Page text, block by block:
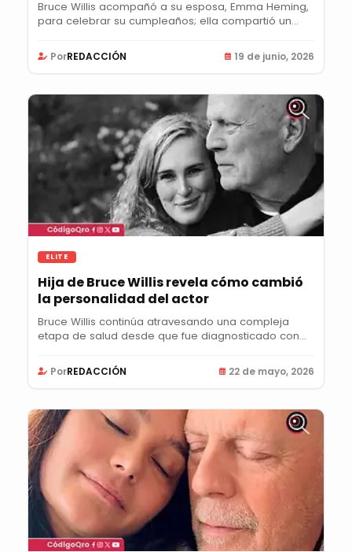
Bruce Willis acompañó a su esposa, Emma Heming,
para celebrar su cumpleaños; ella compartió un...
PorREDACCIÓN 19 de junio, 2026
ELITE
Hija de Bruce Willis revela cómo cambió
la personalidad del actor
Bruce Willis continúa atravesando una compleja
etapa de salud desde que fue diagnosticado con...
PorREDACCIÓN 22 de mayo, 2026